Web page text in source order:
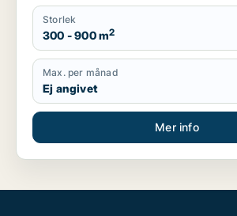
Storlek
300 - 900 m2
Max. per månad
Ej angivet
Mer info